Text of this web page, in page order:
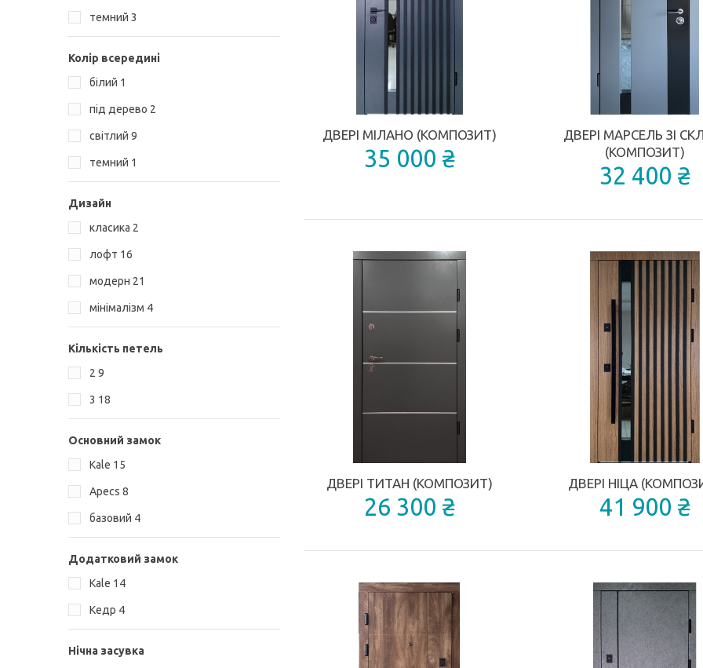
ДВЕРІ МІЛАНО (КОМПОЗИТ)
35 000 ₴
ДОДАТИ ДО ПОРІВНЯННЯ
ДВЕРІ МАРСЕЛЬ ЗІ
(КОМПОЗИТ)
32 400 ₴
ДВЕРІ ТИТАН (КОМПОЗИТ)
26 300 ₴
ДОДАТИ ДО ПОРІВНЯННЯ
ДВЕРІ НІЦА
41 900 ₴
КУПИТИ КУПИТИ
КУПИТИ КУПИТИ
темний 3
Колір всередині
білий 1
під дерево 2
світлий 9
темний 1
Дизайн
класика 2
лофт 16
модерн 21
мінімалізм 4
Кількість петель
2 9
3 18
Основний замок
Kale 15
Аpecs 8
базовий 4
Додатковий замок
Kale 14
Кедр 4
Нічна засувка